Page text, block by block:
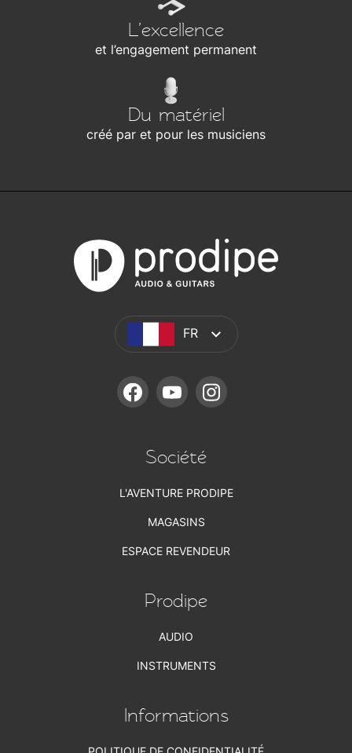
L’excellence
et l’engagement permanent
Du matériel
créé par et pour les musiciens
FR
FACEBOOKYOUTUBE
Société
L'AVENTURE PRODIPE
MAGASINS
ESPACE REVENDEUR
Prodipe
AUDIO
INSTRUMENTS
Informations